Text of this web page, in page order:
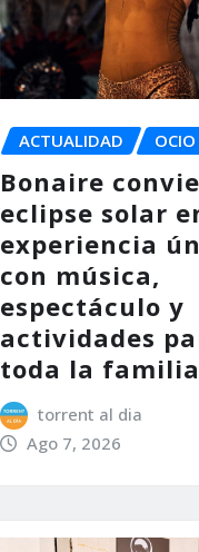
ACTUALIDAD OCIO
Bonaire
eclipse solar
experiencia
con música,
espectáculo y
actividades
toda la familia
torrent al dia
Ago 7, 2026